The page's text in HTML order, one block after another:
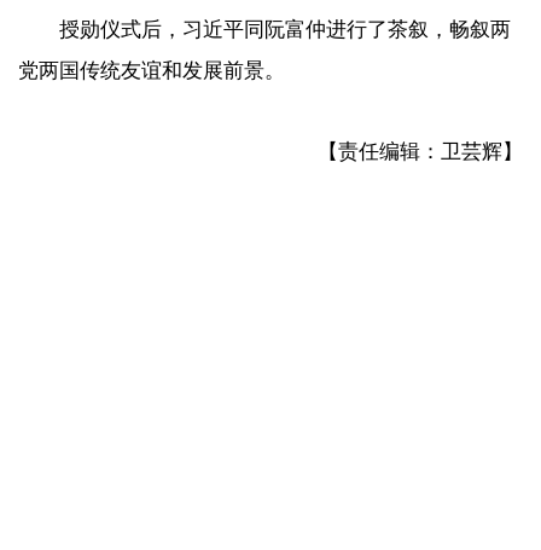
授勋仪式后，习近平同阮富仲进行了茶叙，畅叙两
党两国传统友谊和发展前景。
【责任编辑：卫芸辉】